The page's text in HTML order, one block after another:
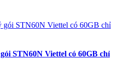
STN60N Viettel có 60GB chỉ